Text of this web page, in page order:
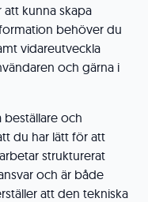
att kunna skapa
behöver du
vidareutveckla
och gärna i
och
du har lätt för att
strukturerat
och är både
att den tekniska